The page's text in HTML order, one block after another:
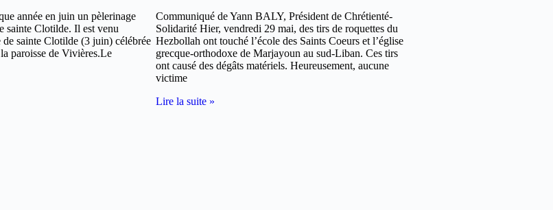
année en juin un pèlerinage
sainte Clotilde. Il est venu
de sainte Clotilde (3 juin) célébrée
paroisse de Vivières.Le
Communiqué de Yann BALY, Président de Chrétienté-
Solidarité Hier, vendredi 29 mai, des tirs de roquettes du
Hezbollah ont touché l’école des Saints Coeurs et l’église
grecque-orthodoxe de Marjayoun au sud-Liban. Ces tirs
ont causé des dégâts matériels. Heureusement, aucune
victime
Lire la suite »